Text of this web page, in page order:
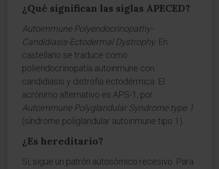
¿Qué significan las siglas APECED?
Autoimmune Polyendocrinopathy-
Candidiasis-Ectodermal Dystrophy. En
castellano se traduce como
poliendocrinopatía autoinmune con
candidiasis y distrofia ectodérmica. El
acrónimo alternativo es APS-1, por
Autoimmune Polyglandular Syndrome type 1
(síndrome poliglandular autoinmune tipo 1).
¿Es hereditario?
Sí, sigue un patrón autosómico recesivo. Para